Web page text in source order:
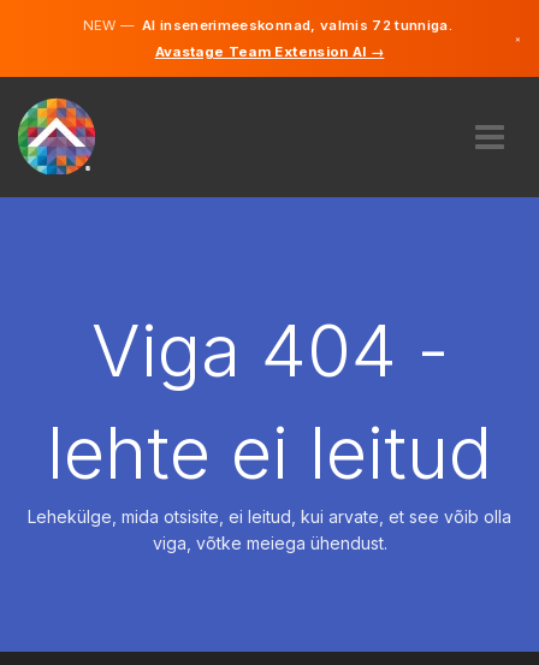
NEW —AI insenerimeeskonnad, valmis 72 tunniga.
Avastage Team Extension AI →
×
PALKAMAViga 404 -
lehte ei leitud
Lehekülge, mida otsisite, ei leitud, kui arvate, et see võib olla
viga, võtke meiega ühendust.